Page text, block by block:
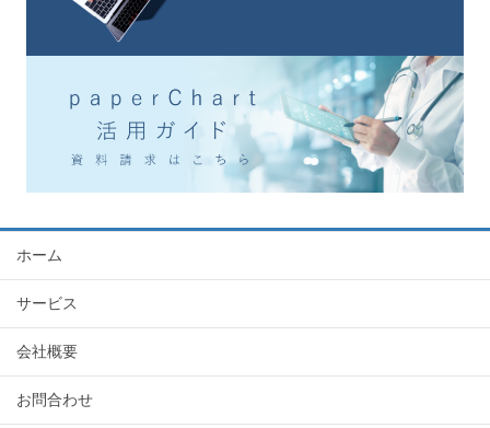
ホーム
サービス
会社概要
お問合わせ